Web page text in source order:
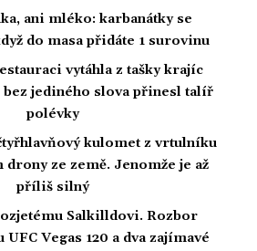
ani mléko: karbanátky se
do masa přidáte 1 surovinu
vytáhla z tašky krajíc
bez jediného slova přinesl talíř
polévky
kulomet z vrtulníku
ze země. Jenomže je až
příliš silný
Salkilldovi. Rozbor
UFC Vegas 120 a dva zajímavé